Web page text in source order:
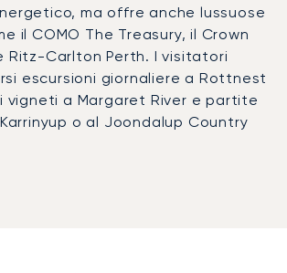
ma offre anche lussuose
il COMO The Treasury, il Crown
Ritz-Carlton Perth. I visitatori
escursioni giornaliere a Rottnest
vigneti a Margaret River e partite
o al Joondalup Country
voli privati per l'aeroporto